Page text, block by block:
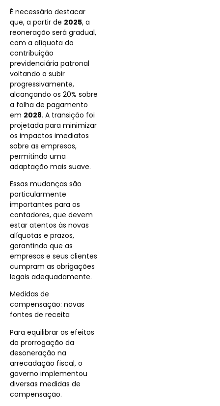
É necessário destacar
que, a partir de 2025, a
reoneração será gradual,
com a alíquota da
contribuição
previdenciária patronal
voltando a subir
progressivamente,
alcançando os 20% sobre
a folha de pagamento
em 2028. A transição foi
projetada para minimizar
os impactos imediatos
sobre as empresas,
permitindo uma
adaptação mais suave.
Essas mudanças são
particularmente
importantes para os
contadores, que devem
estar atentos às novas
alíquotas e prazos,
garantindo que as
empresas e seus clientes
cumpram as obrigações
legais adequadamente.
Medidas de
compensação: novas
fontes de receita
Para equilibrar os efeitos
da prorrogação da
desoneração na
arrecadação fiscal, o
governo implementou
diversas medidas de
compensação.